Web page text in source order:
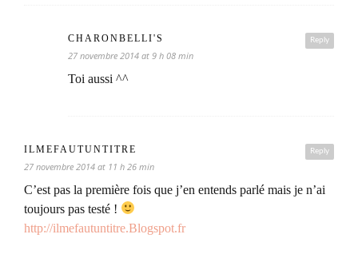
Reply
CHARONBELLI'S
27 novembre 2014 at 9 h 08 min
Toi aussi ^^
Reply
ILMEFAUTUNTITRE
27 novembre 2014 at 11 h 26 min
C’est pas la première fois que j’en entends parlé mais je n’ai
toujours pas testé !
http://ilmefautuntitre.Blogspot.fr